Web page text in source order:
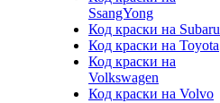
SsangYong
Код краски на Subaru
Код краски на Toyota
Код краски на
Volkswagen
Код краски на Volvo